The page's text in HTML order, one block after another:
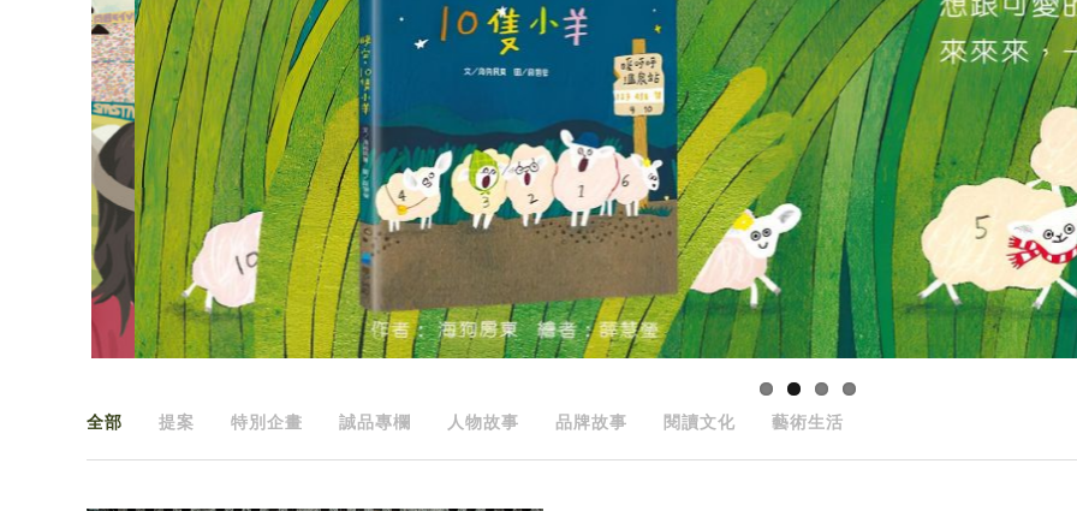
全部 提案 特別企畫 誠品專欄 人物故事 品牌故事 閱讀文化 藝術生活